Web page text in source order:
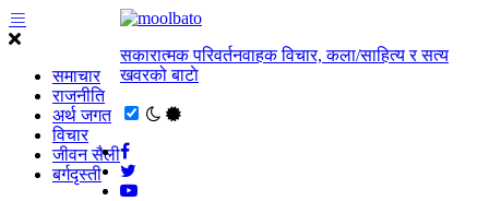
समाचार
राजनीति
अर्थ जगत
विचार
जीवन सैली
बर्गदृस्ती
सकारात्मक परिवर्तनवाहक विचार, कला/साहित्य र सत्य
खवरको बाटाे